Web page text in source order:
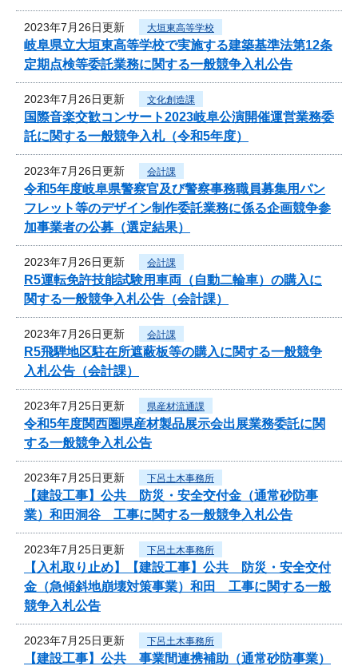
2023年7月26日更新 大垣東高等学校
岐阜県立大垣東高等学校で実施する建築基準法第12条
定期点検等委託業務に関する一般競争入札公告
2023年7月26日更新 文化創造課
国際音楽交歓コンサート2023岐阜公演開催運営業務委
託に関する一般競争入札（令和5年度）
2023年7月26日更新 会計課
令和5年度岐阜県警察官及び警察事務職員募集用パン
フレット等のデザイン制作委託業務に係る企画競争参
加事業者の公募（選定結果）
2023年7月26日更新 会計課
R5運転免許技能試験用車両（自動二輪車）の購入に
関する一般競争入札公告（会計課）
2023年7月26日更新 会計課
R5飛騨地区駐在所遮蔽板等の購入に関する一般競争
入札公告（会計課）
2023年7月25日更新 県産材流通課
令和5年度関西圏県産材製品展示会出展業務委託に関
する一般競争入札公告
2023年7月25日更新 下呂土木事務所
【建設工事】公共 防災・安全交付金（通常砂防事
業）和田洞谷 工事に関する一般競争入札公告
2023年7月25日更新 下呂土木事務所
【入札取り止め】【建設工事】公共 防災・安全交付
金（急傾斜地崩壊対策事業）和田 工事に関する一般
競争入札公告
2023年7月25日更新 下呂土木事務所
【建設工事】公共 事業間連携補助（通常砂防事業）